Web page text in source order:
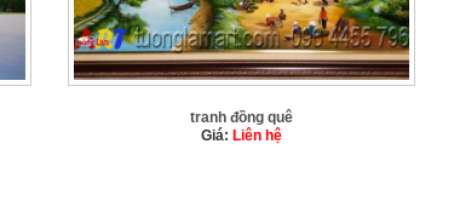
tranh đồng quê
Giá: Liên hệ